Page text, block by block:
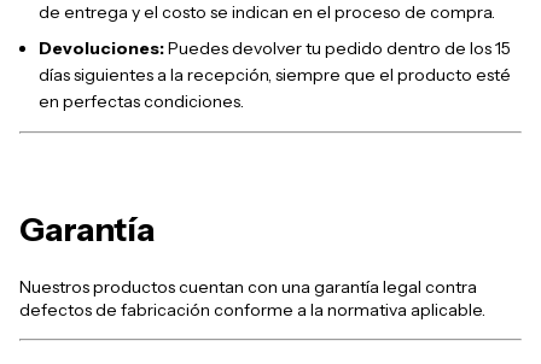
de entrega y el costo se indican en el proceso de compra.
Devoluciones:Puedes devolver tu pedido dentro de los 15
días siguientes a la recepción, siempre que el producto esté
en perfectas condiciones.
Garantía
Nuestros productos cuentan con una garantía legal contra
defectos de fabricación conforme a la normativa aplicable.